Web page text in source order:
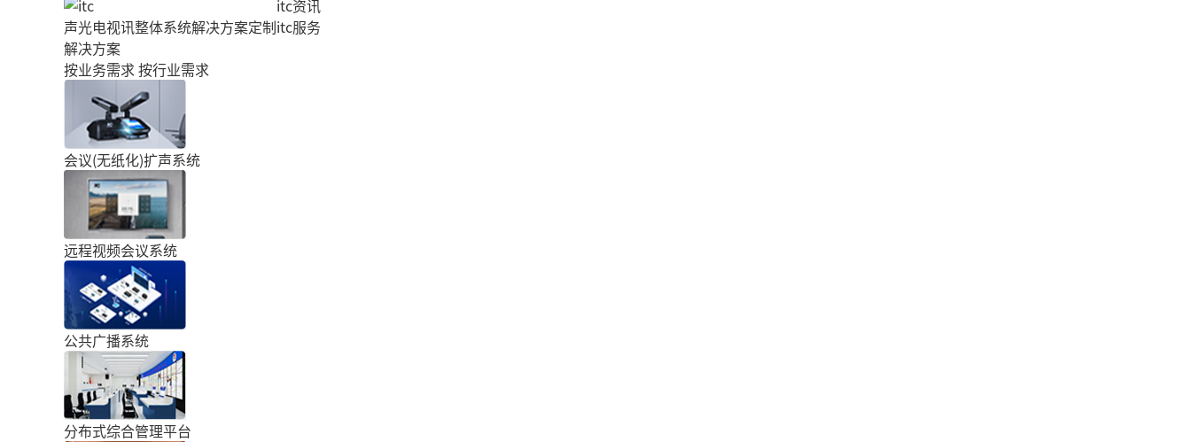
声光电视讯整体系统解决方案定制
解决方案
按业务需求按行业需求
会议(无纸化)扩声系统
远程视频会议系统
公共广播系统
分布式综合管理平台
itc资讯
itc服务